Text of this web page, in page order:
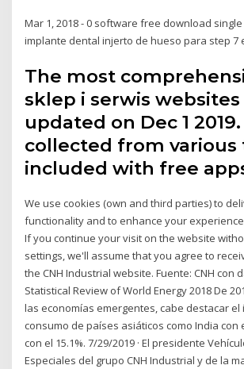
Mar 1, 2018 - 0 software free download
implante dental injerto de hueso para step 7
The most
sklep i serwis
updated on Dec 1
collected from various
included with free
We use cookies (own and third parties) to
functionality and to enhance your
If you continue your visit on the website
settings, we'll assume that you agree to
the CNH Industrial website. Fuente: CNH con
Statistical Review of World Energy 2018 De
las economías emergentes, cabe destacar el
consumo de países asiáticos como India con
con el 15.1%. 7/29/2019 · El presidente
Especiales del grupo CNH Industrial y de la